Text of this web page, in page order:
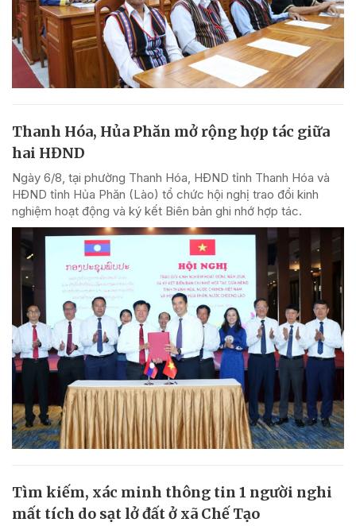
Thanh Hóa, Hủa Phăn mở rộng hợp tác giữa
hai HĐND
Ngày 6/8, tại phường Thanh Hóa, HĐND tỉnh Thanh Hóa và
HĐND tỉnh Hủa Phăn (Lào) tổ chức hội nghị trao đổi kinh
nghiệm hoạt động và ký kết Biên bản ghi nhớ hợp tác.
Tìm kiếm, xác minh thông tin 1 người nghi
mất tích do sạt lở đất ở xã Chế Tạo